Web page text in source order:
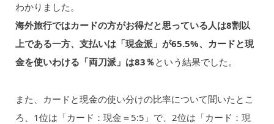
わかりました。
海外旅行ではカードの方がお得だと思っている人は8割以
上である一方、支払いは「現金派」が65.5%、カードと現
金を使いわける「両刀派」は83％という結果でした。
また、カードと現金の使い分けの比率について聞いたとこ
ろ、1位は「カード：現金＝5:5」で、2位は「カード：現